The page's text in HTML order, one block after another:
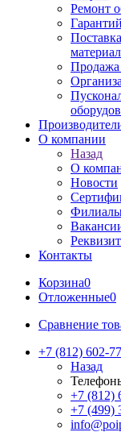
Ремонт
Продажа
О компании
Назад
О
Новости
Контакты
Корзина0
Отложенные0
Сравнение
+7 (812) 602-
Назад
+7 (812)
+7 (499)